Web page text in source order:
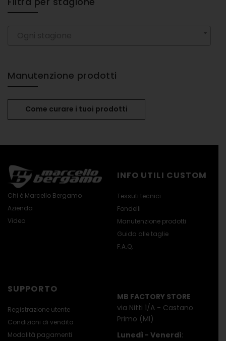
Manutenzione prodotti
Come curare i tuoi prodotti
Chi è Marcello Bergamo
Azienda
Video
INFO UTILI CUSTOM
Tessuti tecnici
Fondelli
Manutenzione prodotti
Guida alle taglie
F.A.Q.
SUPPORTO
Registrazione utente
Condizioni di vendita
Modalità pagamenti
MB FACTORY STORE
via Nitti 1/A - Castano
Primo (MI)
Lunedì - Venerdì: